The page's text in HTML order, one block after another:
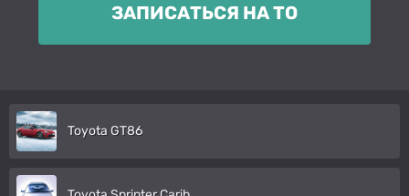
ЗАПИСАТЬСЯ НА ТО
Toyota GT86